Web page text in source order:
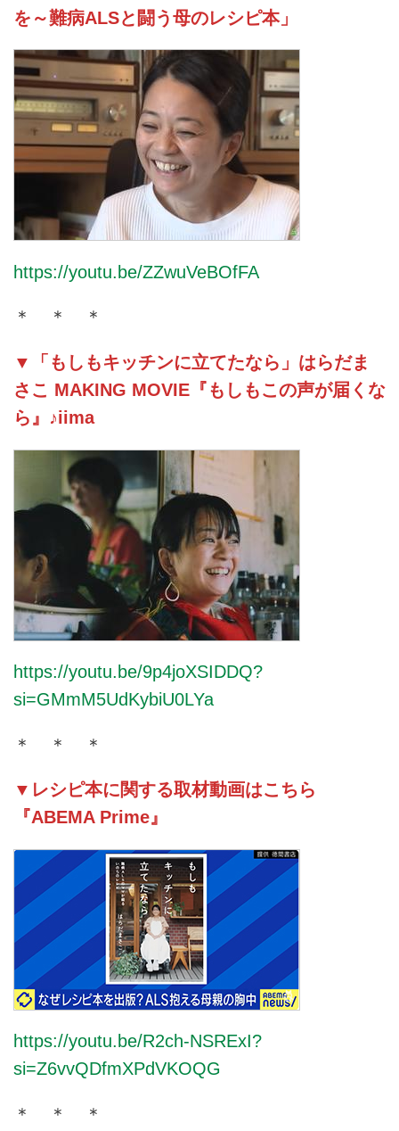
を～難病ALSと闘う母のレシピ本」
https://youtu.be/ZZwuVeBOfFA
＊ ＊ ＊
▼「もしもキッチンに立てたなら」はらだま
さこ MAKING MOVIE『もしもこの声が届くな
ら』♪iima
https://youtu.be/9p4joXSIDDQ?
si=GMmM5UdKybiU0LYa
＊ ＊ ＊
▼レシピ本に関する取材動画はこちら
『ABEMA Prime』
https://youtu.be/R2ch-NSRExI?
si=Z6vvQDfmXPdVKOQG
＊ ＊ ＊